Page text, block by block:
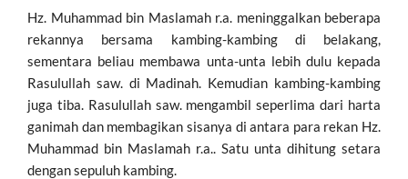
Hz. Muhammad bin Maslamah r.a. meninggalkan beberapa
rekannya bersama kambing-kambing di belakang,
sementara beliau membawa unta-unta lebih dulu kepada
Rasulullah saw. di Madinah. Kemudian kambing-kambing
juga tiba. Rasulullah saw. mengambil seperlima dari harta
ganimah dan membagikan sisanya di antara para rekan Hz.
Muhammad bin Maslamah r.a.. Satu unta dihitung setara
dengan sepuluh kambing.